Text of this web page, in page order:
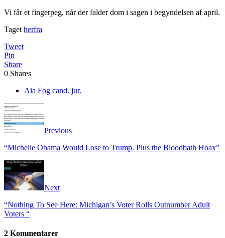
Vi får et fingerpeg, når der falder dom i sagen i begyndelsen af april.
Taget herfra
Tweet
Pin
Share
0 Shares
Aia Fog cand. jur.
Previous
“Michelle Obama Would Lose to Trump. Plus the Bloodbath Hoax”
Next
“Nothing To See Here: Michigan’s Voter Rolls Outnumber Adult
Voters “
2 Kommentarer